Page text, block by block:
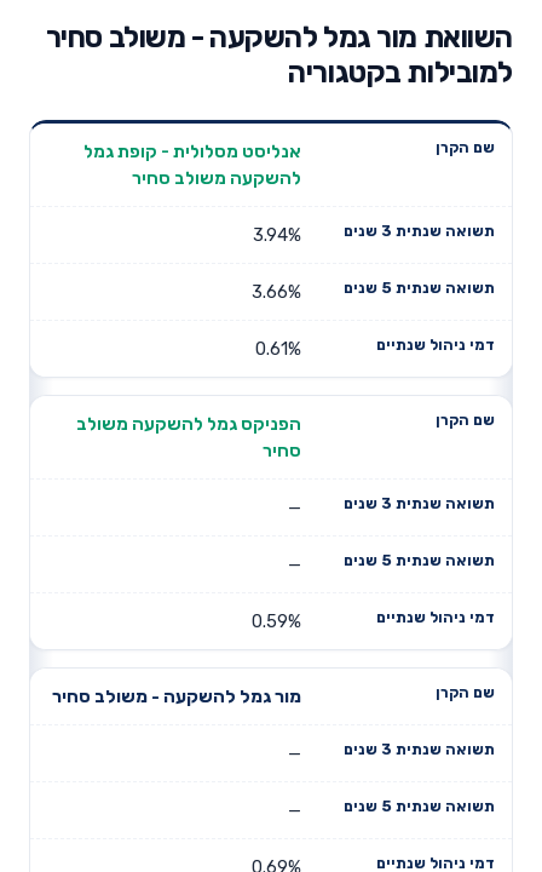
השוואת מור גמל להשקעה - משולב סחיר
למובילות בקטגוריה
שנתית 3
תשואה
שנתית 5
דמי ניהול
אנליסט מסלולית - קופת גמל
להשקעה משולב סחיר
3.94%
3.66%
0.61%
הפניקס גמל להשקעה משולב
סחיר
—
—
0.59%
מור גמל להשקעה - משולב סחיר
—
—
0.69%